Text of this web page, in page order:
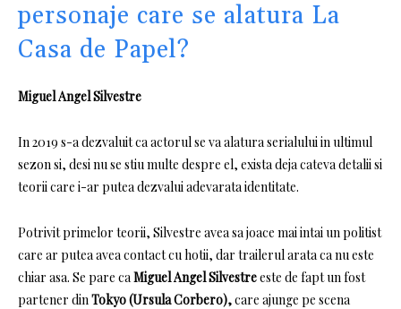
personaje care se alatura La
Casa de Papel?
Miguel Angel Silvestre
In 2019 s-a dezvaluit ca actorul se va alatura serialului in ultimul
sezon si, desi nu se stiu multe despre el, exista deja cateva detalii si
teorii care i-ar putea dezvalui adevarata identitate.
Potrivit primelor teorii, Silvestre avea sa joace mai intai un politist
care ar putea avea contact cu hotii, dar trailerul arata ca nu este
chiar asa. Se pare caMiguel Angel Silvestreeste de fapt un fost
partener dinTokyo (Ursula Corbero),care ajunge pe scena